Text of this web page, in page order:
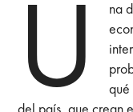
U
na
qué
del país, que crean